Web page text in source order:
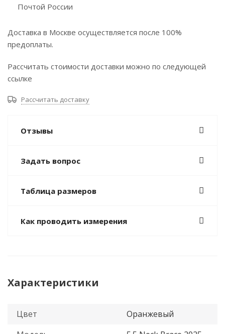
Почтой России
Доставка в Москве осуществляется после 100%
предоплаты.
Рассчитать стоимости доставки можно по следующей
ссылке
Рассчитать доставку
Отзывы
Задать вопрос
Таблица размеров
Как проводить измерения
Характеристики
Цвет
Оранжевый